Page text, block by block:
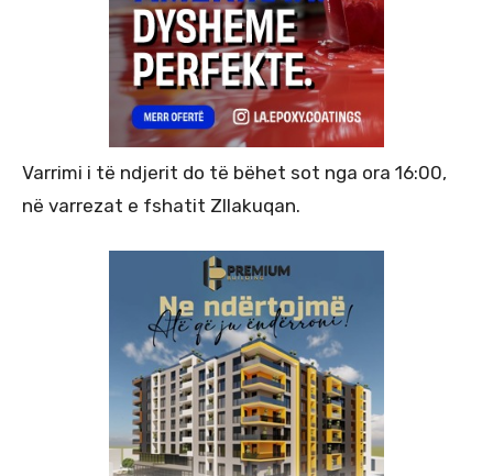
Varrimi i të ndjerit do të bëhet sot nga ora 16:00,
në varrezat e fshatit Zllakuqan.